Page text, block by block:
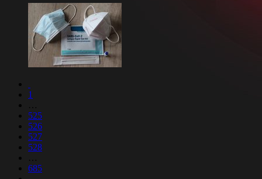
1
…
525
526
527
528
…
685